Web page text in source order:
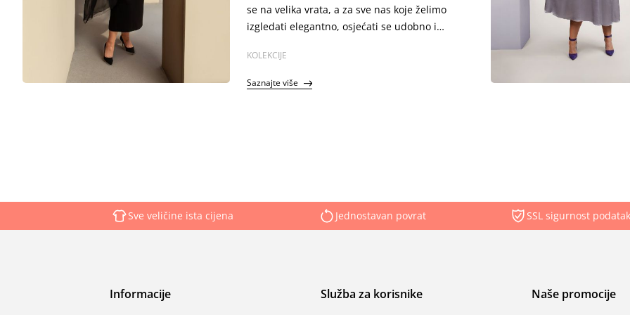
se na velika vrata, a za sve nas koje želimo
izgledati elegantno, osjećati se udobno i
donosi pregled najljepših haljina ove
sezone.
KOLEKCIJE
Saznajte više
Sve veličine ista cijena Jednostavan povrat SSL sigurnost
Informacije Služba za korisnike Naše promocije